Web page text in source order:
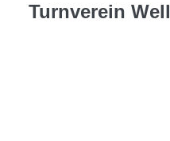
Turnverein